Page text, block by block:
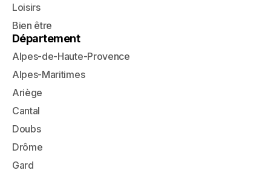
Loisirs
Bien être
Département
Alpes-de-Haute-Provence
Alpes-Maritimes
Ariège
Cantal
Doubs
Drôme
Gard